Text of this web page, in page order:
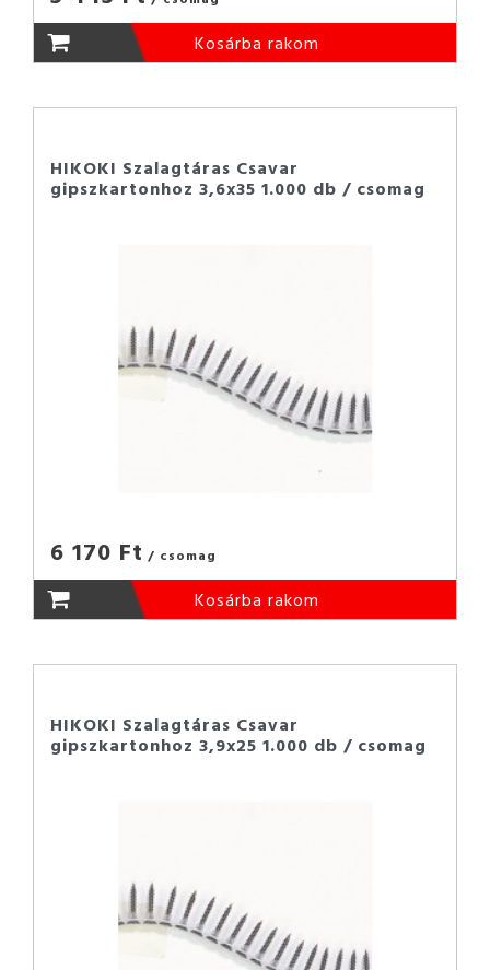
Kosárba rakom
HIKOKI Szalagtáras Csavar
gipszkartonhoz 3,6x35 1.000 db / csomag
6 170 Ft / csomag
Kosárba rakom
HIKOKI Szalagtáras Csavar
gipszkartonhoz 3,9x25 1.000 db / csomag